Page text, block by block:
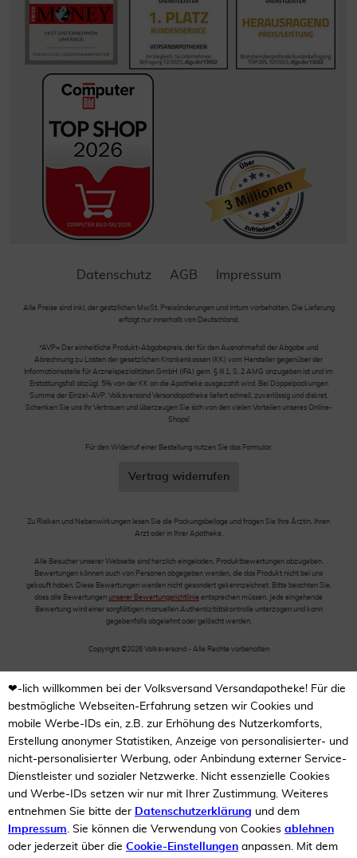
Datenschutz AGB Impressum
Alle Preise sind inkl. der gestzlichen MwSt. Preisänderungen und Irrtum vorbehalten. Die Lieferung
erfolgt nur innerhalb von Deutschland.
*AVP= Der einheitliche Produkt-Abgabepreis, der für den Ausnahmefall der Abgabe und
Abrechnung zu Lasten der gesetzlichen Krankenkassen (KK) vom Hersteller gegenüber der
Informationsstelle für Arzneispezialitäten GmbH (IFA) gem. § III 1, S. 2 AMG anzugeben ist und im
Erstattungsfall abzügl. 5% von der KK an die Apotheke ausgezahlt wird. Bei Doppelpackungen
Summe der Einzel-AVP. Volksversand Versandapotheke liefert schnell, zuverlässig und diskret.
Schenken Sie uns Ihr Vertrauen und überzeugen Sie sich von den vielen Vorteilen unseres Online-
Shops!
Für den Widerruf einer Bestellung nutzen Sie das Formular:
Vertrag widerrufen
Zu Risiken und Nebenwirkungen lesen Sie die Packungsbeilage und fragen Sie Ihre Ärztin, Ihren
Arzt oder in Ihrer Apotheke.
Alle Besucher unserer Webseite sind herzlich eingeladen, Produktbewertungen abzugeben.
Bewertungen können auch von Personen abgegeben werden, die das Produkt nicht bei uns
gekauft haben. Diese Bewertungen werden nicht gesondert gekennzeichnet. Bitte beachten Sie,
dass alle Bewertungen unserer Bewertungsrichtlinie entsprechen müssen. Jede eingehende
Bewertung wird einer sorgfältigen manuellen Authentizitätskontrolle unterzogen und kann
gegebenfalls abgelehnt oder gelöscht werden.
Copyright ©2026 Volksversand - Alle Rechte vorbehalten
❤-lich willkommen bei der Volksversand Versandapotheke! Für die
bestmögliche Webseiten-Erfahrung setzen wir Cookies und
mobile Werbe-IDs ein, z.B. zur Erhöhung des Nutzerkomforts,
Erstellung anonymer Statistiken, Anzeige von personalisierter- und
nicht-personalisierter Werbung, oder Anbindung externer Service-
Dienstleister und sozialer Netzwerke. Nicht essenzielle Cookies
und Werbe-IDs setzen wir nur mit Ihrer Zustimmung. Weiteres
entnehmen Sie bitte der Datenschutzerklärung und dem
Impressum. Sie können die Verwendung von Cookies ablehnen
oder jederzeit über die Cookie-Einstellungen anpassen. Mit dem